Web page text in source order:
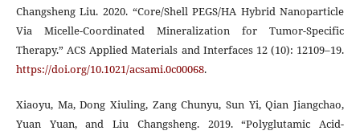
Changsheng Liu. 2020. “Core/Shell PEGS/HA Hybrid Nanoparticle
Via Micelle-Coordinated Mineralization for Tumor-Specific
Therapy.” ACS Applied Materials and Interfaces 12 (10): 12109–19.
https://doi.org/10.1021/acsami.0c00068.
Xiaoyu, Ma, Dong Xiuling, Zang Chunyu, Sun Yi, Qian Jiangchao,
Yuan Yuan, and Liu Changsheng. 2019. “Polyglutamic Acid-